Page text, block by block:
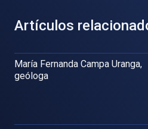
Artículos
María Fernanda Campa Uranga,
geóloga